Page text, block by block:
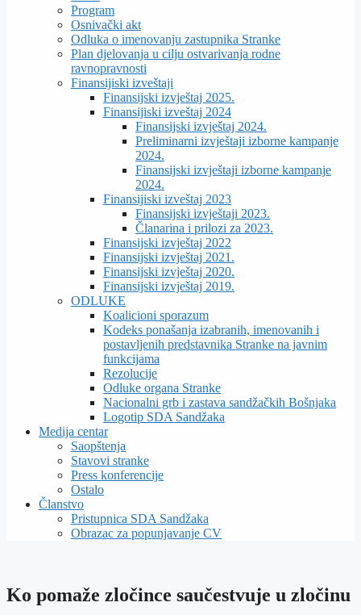
Program
Osnivački akt
Odluka o imenovanju zastupnika Stranke
Plan djelovanja u cilju ostvarivanja rodne
ravnopravnosti
Finansijiski izveštaji
Finansijski izvještaj 2025.
Finansijiski izveštaj 2024
Finansijski izvještaj 2024.
Preliminarni izvještaji izborne kampanje
2024.
Finansijski izvještaji izborne kampanje
2024.
Finansijiski izveštaj 2023
Finansijski izvještaji 2023.
Članarina i prilozi za 2023.
Finansijski izvještaj 2022
Finansijski izvještaj 2021.
Finansijski izvještaj 2020.
Finansijski izvještaj 2019.
ODLUKE
Koalicioni sporazum
Kodeks ponašanja izabranih, imenovanih i
postavljenih predstavnika Stranke na javnim
funkcijama
Rezolucije
Odluke organa Stranke
Nacionalni grb i zastava sandžačkih Bošnjaka
Logotip SDA Sandžaka
Medija centar
Saopštenja
Stavovi stranke
Press konferencije
Ostalo
Članstvo
Pristupnica SDA Sandžaka
Obrazac za popunjavanje CV
Ko pomaže zločince saučestvuje u zločinu